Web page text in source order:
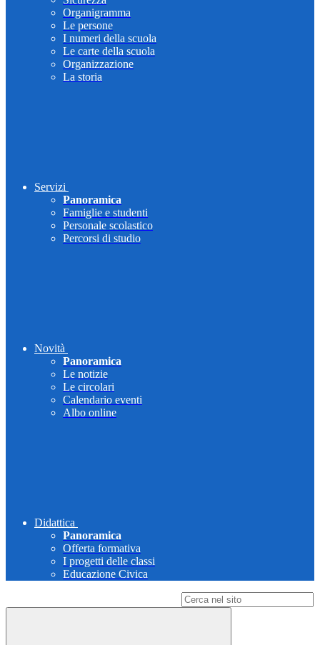
Organigramma
Le persone
I numeri della scuola
Le carte della scuola
Organizzazione
La storia
Servizi
Panoramica
Famiglie e studenti
Personale scolastico
Percorsi di studio
Novità
Panoramica
Le notizie
Le circolari
Calendario eventi
Albo online
Didattica
Panoramica
Offerta formativa
I progetti delle classi
Educazione Civica